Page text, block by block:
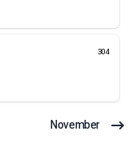
304
November